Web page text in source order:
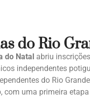
do Rio
do Natal abriu
independentes
do Rio
com uma primeira